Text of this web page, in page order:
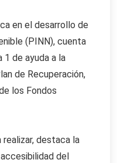
en el desarrollo de
(PINN), cuenta
1 de ayuda a la
de Recuperación,
los Fondos
destaca la
del